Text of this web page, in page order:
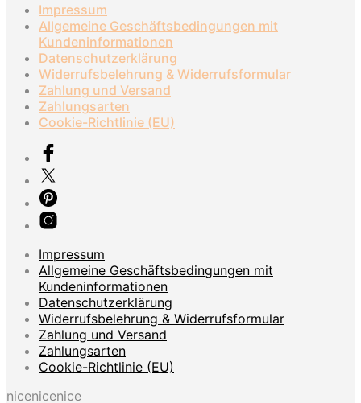
Impressum
Allgemeine Geschäftsbedingungen mit
Kundeninformationen
Datenschutzerklärung
Widerrufsbelehrung & Widerrufsformular
Zahlung und Versand
Zahlungsarten
Cookie-Richtlinie (EU)
Impressum
Allgemeine Geschäftsbedingungen mit
Kundeninformationen
Datenschutzerklärung
Widerrufsbelehrung & Widerrufsformular
Zahlung und Versand
Zahlungsarten
Cookie-Richtlinie (EU)
nicenicenice